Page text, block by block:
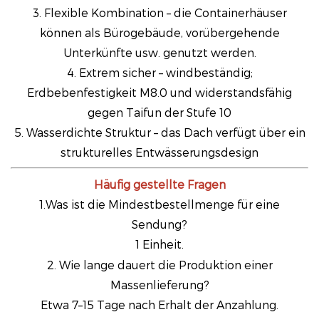
3. Flexible Kombination – die Containerhäuser
können als Bürogebäude, vorübergehende
Unterkünfte usw. genutzt werden.
4. Extrem sicher – windbeständig;
Erdbebenfestigkeit M8.0 und widerstandsfähig
gegen Taifun der Stufe 10
5. Wasserdichte Struktur – das Dach verfügt über ein
strukturelles Entwässerungsdesign
Häufig gestellte Fragen
1.Was ist die Mindestbestellmenge für eine
Sendung?
1 Einheit.
2. Wie lange dauert die Produktion einer
Massenlieferung?
Etwa 7–15 Tage nach Erhalt der Anzahlung.